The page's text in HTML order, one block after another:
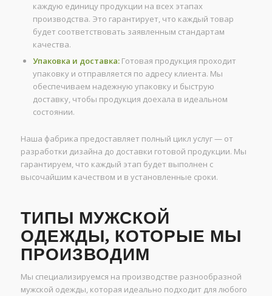
каждую единицу продукции на всех этапах
производства. Это гарантирует, что каждый товар
будет соответствовать заявленным стандартам
качества.
Упаковка и доставка:Готовая продукция проходит
упаковку и отправляется по адресу клиента. Мы
обеспечиваем надежную упаковку и быструю
доставку, чтобы продукция доехала в идеальном
состоянии.
Наша фабрика предоставляет полный цикл услуг — от
разработки дизайна до доставки готовой продукции. Мы
гарантируем, что каждый этап будет выполнен с
высочайшим качеством и в установленные сроки.
ТИПЫ МУЖСКОЙ
ОДЕЖДЫ, КОТОРЫЕ МЫ
ПРОИЗВОДИМ
Мы специализируемся на производстве разнообразной
мужской одежды, которая идеально подходит для любого